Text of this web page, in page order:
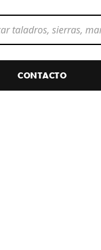
CONTACTO